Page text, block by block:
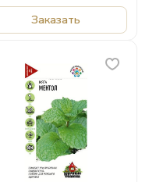
Заказать